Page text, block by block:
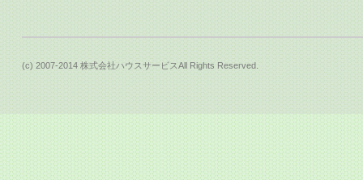
(c) 2007-2014 株式会社ハウスサービスAll Rights Reserved.